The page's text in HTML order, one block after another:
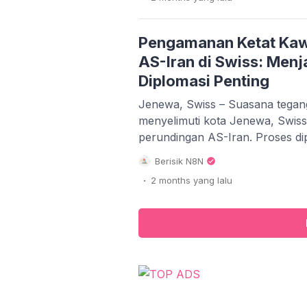
Batam, Medan, Jember, Garut,
tengah maraknya aksi
menuntut evaluasi bahkan
Pengamanan Ketat
AS-Iran di Swiss:
Diplomasi Penting
Jenewa, Swiss – Suasana
menyelimuti kota Jenewa,
perundingan AS-Iran. Proses
dengan pengamanan ketat dari
ini diambil untuk memastikan
Berisik N8N
. 2 months yang lalu